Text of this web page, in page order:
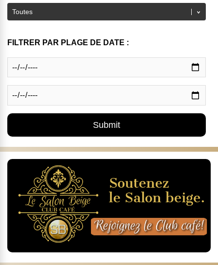
FILTRER PAR PLAGE DE DATE :